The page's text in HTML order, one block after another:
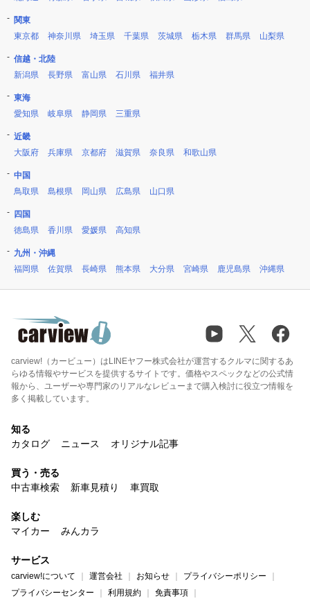
関東
東京都
神奈川県 埼玉県 千葉県 茨城県 栃木県 群馬県 山梨県
信越・北陸
新潟県
長野県 富山県 石川県 福井県
東海
愛知県
岐阜県 静岡県 三重県
近畿
大阪府
兵庫県 京都府 滋賀県 奈良県 和歌山県
中国
鳥取県
島根県 岡山県 広島県 山口県
四国
徳島県
香川県 愛媛県 高知県
九州・沖縄
福岡県
佐賀県 長崎県 熊本県 大分県 宮崎県 鹿児島県 沖縄県
carview!（カービュー）はLINEヤフー株式会社が運営するクルマに関するあ
らゆる情報やサービスを提供するサイトです。価格やスペックなどの公式情
報から、ユーザーや専門家のリアルなレビューまで購入検討に役立つ情報を
多く掲載しています。
知る
カタログ
ニュース オリジナル記事
買う・売る
中古車検索
新車見積り 車買取
楽しむ
マイカー
みんカラ
サービス
carview!について 運営会社 お知らせ
プライバシーポリシー
プライバシーセンター
利用規約 免責事項